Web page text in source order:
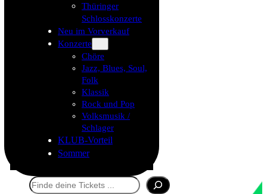
Thüringer
Schlosskonzerte
Neu im Vorverkauf
Konzerte
Chöre
Jazz, Blues, Soul,
Folk
Klassik
Rock und Pop
Volksmusik /
Schlager
KLUB-Vorteil
Sommer
Suchen